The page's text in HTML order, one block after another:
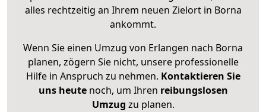
alles rechtzeitig an Ihrem neuen Zielort in Borna
ankommt.
Wenn Sie einen Umzug von Erlangen nach Borna
planen, zögern Sie nicht, unsere professionelle
Hilfe in Anspruch zu nehmen. Kontaktieren Sie
uns heutenoch, um Ihren reibungslosen
Umzug zu planen.